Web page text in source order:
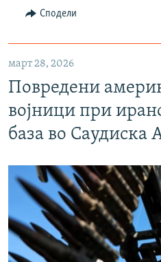
Сподели
март 28, 2026
Повредени
војници при
база во Саудиска